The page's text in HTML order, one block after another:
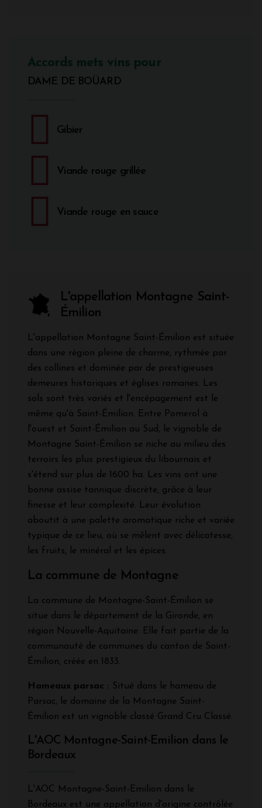
Accords mets vins pour
DAME DE BOÜARD
Gibier
Viande rouge grillée
Viande rouge en sauce
L'appellation Montagne Saint-
Émilion
L'appellation Montagne Saint-Émilion est située
dans une région pleine de charme, rythmée par
des collines et dominée par de prestigieuses
demeures historiques et églises romanes. Les
sols sont très variés et l'encépagement est le
même qu'à Saint-Émilion. Entre Pomerol à
l'ouest et Saint-Émilion au Sud, le vignoble de
Montagne Saint-Émilion se niche au milieu des
terroirs les plus prestigieux du libournais et
s'étend sur plus de 1600 ha. Les vins ont une
bonne assise tannique discrète, grâce à leur
finesse et leur complexité. Leur évolution
aboutit à une palette aromatique riche et variée
typique de ce lieu, où se mêlent avec délicatesse,
les fruits, le minéral et les épices.
La commune de Montagne
La commune de Montagne-Saint-Émilion se
situe dans le département de la Gironde, en
région Nouvelle-Aquitaine. Elle fait partie de la
communauté de communes du canton de Saint-
Émilion, créée en 1833.
Hameaux parsac : Situé dans le hameau de
Parsac, le domaine de la Montagne Saint-
Émilion est un vignoble classé Grand Cru Classé.
L'AOC Montagne-Saint-Emilion dans le
Bordeaux
L'AOC Montagne-Saint-Emilion dans le
Bordeaux est une appellation d'origine contrôlée